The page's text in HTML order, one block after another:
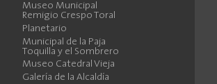
Museo Municipal
Remigio Crespo Toral
Planetario
Municipal de la Paja
Toquilla y el Sombrero
Museo Catedral Vieja
Galería de la Alcaldía